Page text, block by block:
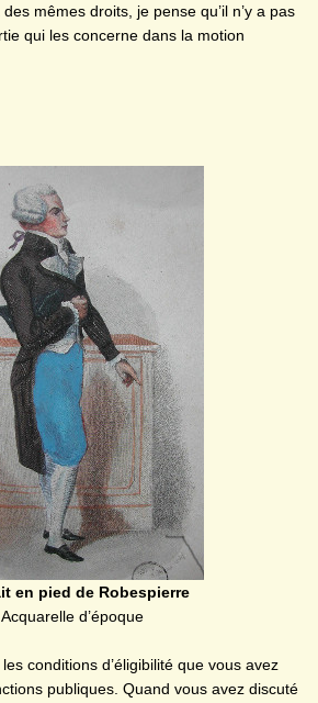
mêmes droits, je pense qu’il n’y a pas
qui les concerne dans la motion
en pied de Robespierre
Acquarelle d’époque
conditions d’éligibilité que vous avez
publiques. Quand vous avez discuté